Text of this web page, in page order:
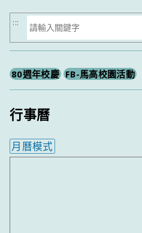
搜
尋
:::
80週年校慶 FB-馬高校園活動
行事曆
月曆模式